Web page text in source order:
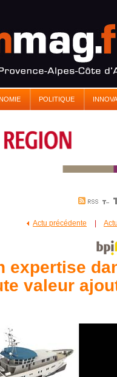
POLITIQUE
Actu précédente
expertise
valeur